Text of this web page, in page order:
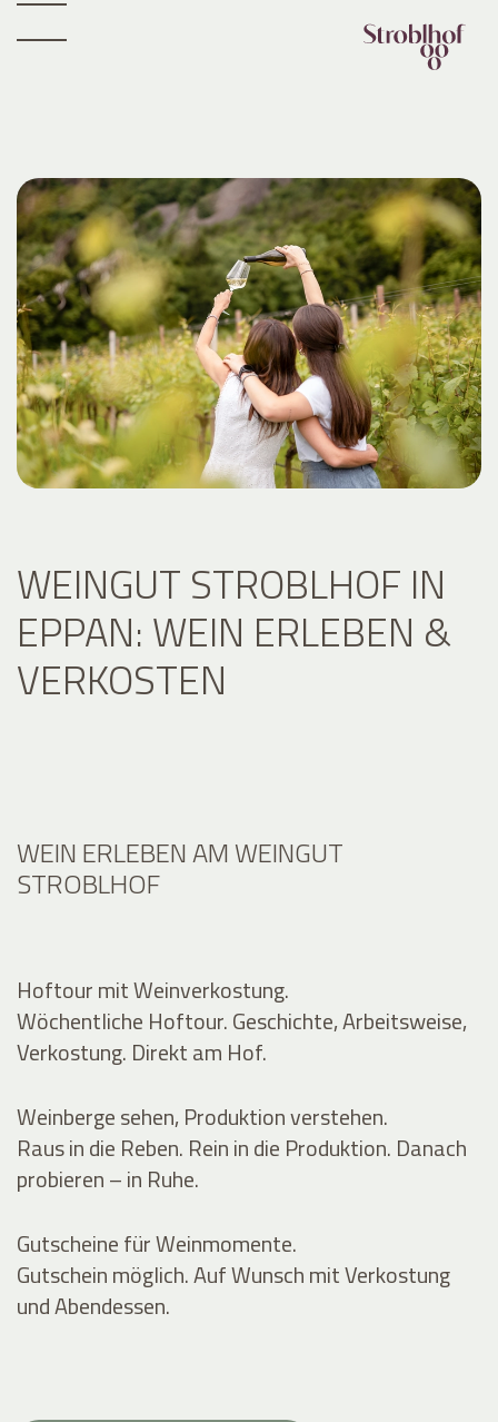
WEINGUT STROBLHOF IN
EPPAN: WEIN ERLEBEN &
VERKOSTEN
WEIN ERLEBEN AM WEINGUT
STROBLHOF
Hoftour mit Weinverkostung.
Wöchentliche Hoftour. Geschichte, Arbeitsweise,
Verkostung. Direkt am Hof.
Weinberge sehen, Produktion verstehen.
Raus in die Reben. Rein in die Produktion. Danach
probieren – in Ruhe.
Gutscheine für Weinmomente.
Gutschein möglich. Auf Wunsch mit Verkostung
und Abendessen.